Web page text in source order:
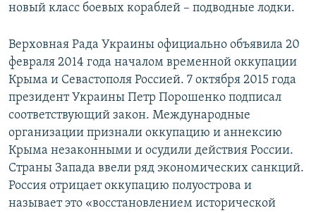
новый класс боевых кораблей – подводные лодки.
Верховная Рада Украины официально объявила 20
февраля 2014 года началом временной оккупации
Крыма и Севастополя Россией. 7 октября 2015 года
президент Украины Петр Порошенко подписал
соответствующий закон. Международные
организации признали оккупацию и аннексию
Крыма незаконными и осудили действия России.
Страны Запада ввели ряд экономических санкций.
Россия отрицает оккупацию полуострова и
называет это «восстановлением исторической